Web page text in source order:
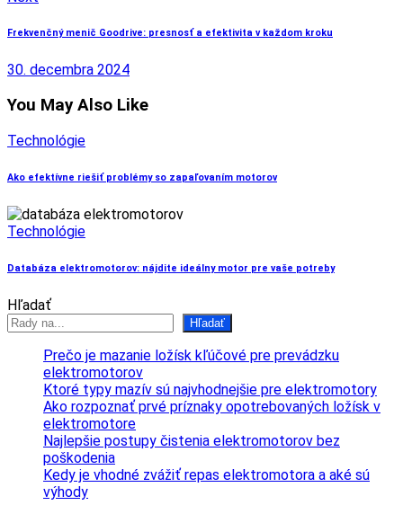
Frekvenčný menič Goodrive: presnosť a efektivita v každom kroku
30. decembra 2024
You May Also Like
Technológie
Ako efektívne riešiť problémy so zapaľovaním motorov
Technológie
Databáza elektromotorov: nájdite ideálny motor pre vaše potreby
Hľadať
Hľadať
Prečo je mazanie ložísk kľúčové pre prevádzku
elektromotorov
Ktoré typy mazív sú najvhodnejšie pre elektromotory
Ako rozpoznať prvé príznaky opotrebovaných ložísk v
elektromotore
Najlepšie postupy čistenia elektromotorov bez
poškodenia
Kedy je vhodné zvážiť repas elektromotora a aké sú
výhody